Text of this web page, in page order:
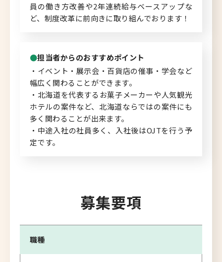
お問い合わせ
員の働き方改善や2年連続給与ベースアップな
ど、制度改革に前向きに取り組んでおります！
担当者からのおすすめポイント
・イベント・展示会・百貨店の催事・学会など
幅広く関わることができます。
・北海道を代表するお菓子メーカーや人気観光
ホテルの案件など、北海道ならではの案件にも
多く関わることが出来ます。
・中途入社の社員多く、入社後はOJTを行う予
定です。
募集要項
職種